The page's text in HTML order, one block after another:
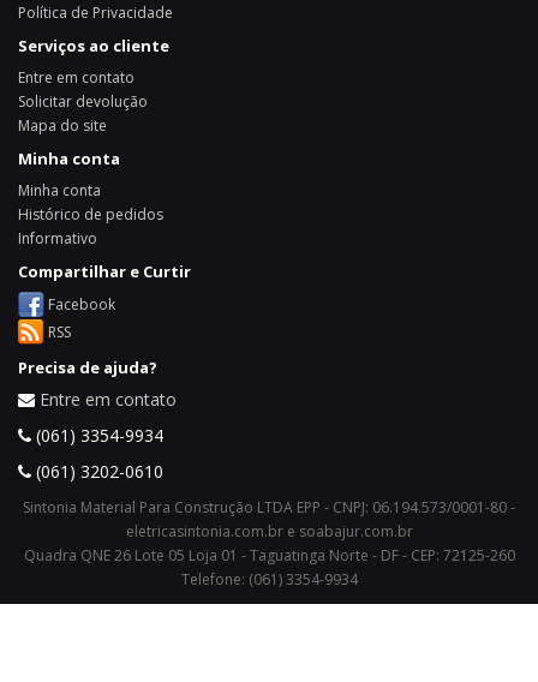
Política de Privacidade
Serviços ao cliente
Entre em contato
Solicitar devolução
Mapa do site
Minha conta
Minha conta
Histórico de pedidos
Informativo
Compartilhar e Curtir
Facebook
RSS
Precisa de ajuda?
Entre em contato
(061) 3354-9934
(061) 3202-0610
Sintonia Material Para Construção LTDA EPP - CNPJ: 06.194.573/0001-80 -
eletricasintonia.com.br e soabajur.com.br
Quadra QNE 26 Lote 05 Loja 01 - Taguatinga Norte - DF - CEP: 72125-260
Telefone: (061) 3354-9934